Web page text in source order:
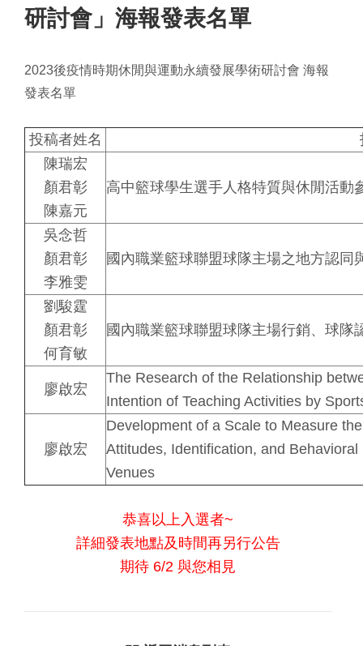
研討會」海報發表名單
2023後疫情時期休閒與運動永續發展學術研討會 海報
發表名單
投稿者姓名
陳瑞宏
顏君彰
陳嘉元
高中籃球學生選手人格特質與休閒活動
吳念哲
顏君彰
李雅雯
國內職業籃球聯盟球隊主場之地方認同
劉駿霆
顏君彰
何育敏
國內職業籃球聯盟球隊主場行銷、球
廖啟宏
The Research of the Relationship
Intention of Teaching Activities by
廖啟宏
Development of a Scale to Measure
Attitudes, Identification, and
Venues
恭喜以上入選者~
詳細發表地點及時間再另行公告
期待 6/2 與您相見